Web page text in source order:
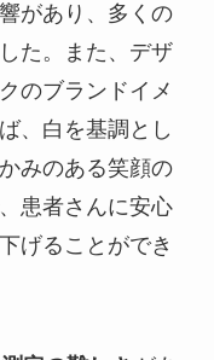
があり、多くの
た。また、デザ
のブランドイメ
、白を基調とし
みのある笑顔の
患者さんに安心
げることができ